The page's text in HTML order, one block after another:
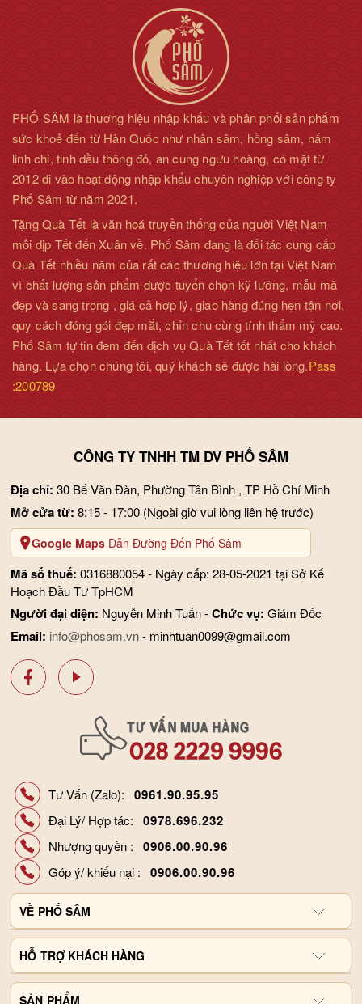
PHỐ SÂM là thương hiệu nhập khẩu và phân phối sản phẩm
sức khoẻ đến từ Hàn Quốc như nhân sâm, hồng sâm, nấm
linh chi, tinh dầu thông đỏ, an cung ngưu hoàng, có mặt từ
2012 đi vào hoạt động nhập khẩu chuyên nghiệp với công ty
Phố Sâm từ năm 2021.
Tặng Quà Tết là văn hoá truyền thống của người Việt Nam
mỗi dịp Tết đến Xuân về. Phố Sâm đang là đối tác cung cấp
Quà Tết nhiều năm của rất các thương hiệu lớn tại Việt Nam
vì chất lượng sản phẩm được tuyển chọn kỹ lưỡng, mẫu mã
đẹp và sang trọng , giá cả hợp lý, giao hàng đúng hẹn tận nơi,
quy cách đóng gói đẹp mắt, chỉn chu cùng tính thẩm mỹ cao.
Phố Sâm tự tin đem đến dịch vụ Quà Tết tốt nhất cho khách
hàng. Lựa chọn chúng tôi, quý khách sẽ được hài lòng.Pass
:200789
CÔNG TY TNHH TM DV PHỐ SÂM
Địa chỉ: 30 Bế Văn Đàn, Phường Tân Bình , TP Hồ Chí Minh
Mở cửa từ:8:15 - 17:00 (Ngoài giờ vui lòng liên hệ trước)
Google Maps Dẫn Đường Đến Phố Sâm
Mã số thuế: 0316880054 - Ngày cấp: 28-05-2021 tại Sở Kế
Hoạch Đầu Tư TpHCM
Người đại diện: Nguyễn Minh Tuấn -Chức vụ: Giám Đốc
Email: info@phosam.vn- minhtuan0099@gmail.com
Tư Vấn (Zalo):0961.90.95.95
Đại Lý/ Hợp tác:0978.696.232
Nhượng quyền :0906.00.90.96
Góp ý/ khiếu nại :0906.00.90.96
VỀ PHỐ SÂM
Giới thiệu công ty
Hợp tác đại lý
Liên hệ, góp ý
HỖ TRỢ KHÁCH HÀNG
Chính sách và quy định
SẢN PHẨM